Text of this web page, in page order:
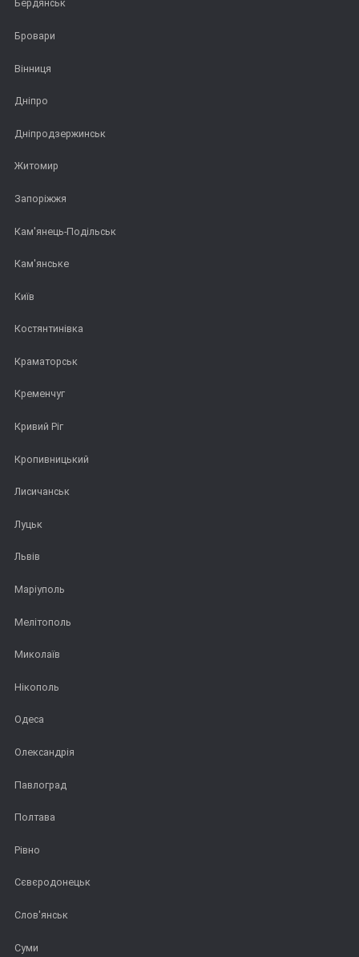
Бердянськ
Бровари
Вінниця
Дніпро
Дніпродзержинськ
Житомир
Запоріжжя
Кам'янець-Подільськ
Кам'янське
Київ
Костянтинівка
Краматорськ
Кременчуг
Кривий Ріг
Кропивницький
Лисичанськ
Луцьк
Львів
Маріуполь
Мелітополь
Миколаїв
Нікополь
Одеса
Олександрія
Павлоград
Полтава
Рівно
Сєвєродонецьк
Слов'янськ
Суми